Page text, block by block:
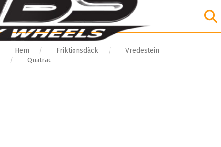
Hem Friktionsdäck
Vredestein
Quatrac